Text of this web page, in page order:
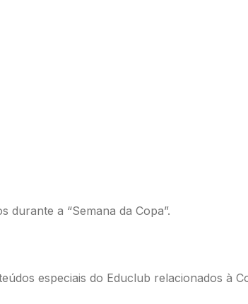
a “Semana da Copa”.
especiais do Educlub relacionados à